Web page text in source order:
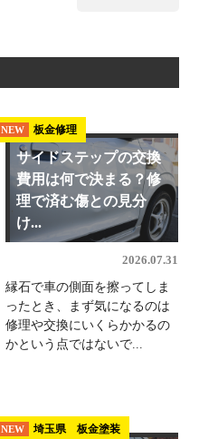
NEW 板金修理
サイドステップの交換
費用は何で決まる？修
理で済む傷との見分
け...
2026.07.31
縁石で車の側面を擦ってしま
ったとき、まず気になるのは
修理や交換にいくらかかるの
かという点ではないで...
NEW 埼玉県 板金塗装